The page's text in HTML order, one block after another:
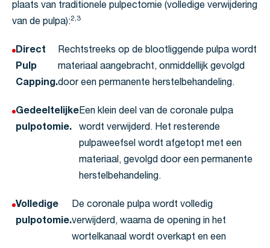
plaats van traditionele pulpectomie (volledige verwijdering
van de pulpa):2,3
Direct
Pulp
Capping.
Rechtstreeks op de blootliggende pulpa wordt
materiaal aangebracht, onmiddellijk gevolgd
door een permanente herstelbehandeling.
Gedeeltelijke
pulpotomie.
Een klein deel van de coronale pulpa
wordt verwijderd. Het resterende
pulpaweefsel wordt afgetopt met een
materiaal, gevolgd door een permanente
herstelbehandeling.
Volledige
pulpotomie.
De coronale pulpa wordt volledig
verwijderd, waarna de opening in het
wortelkanaal wordt overkapt en een